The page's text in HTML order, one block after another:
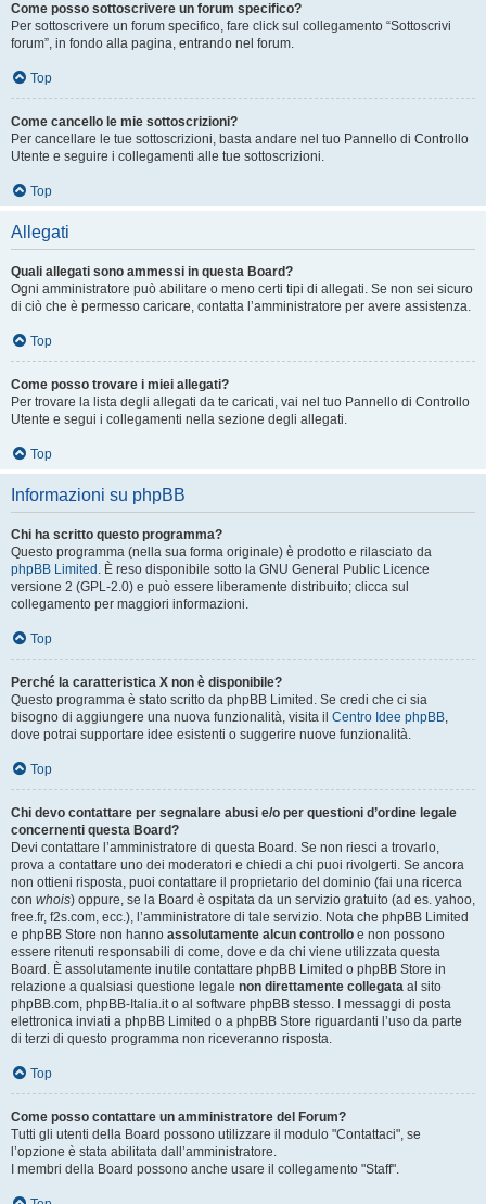
Come posso sottoscrivere un forum specifico?
Per sottoscrivere un forum specifico, fare click sul collegamento “Sottoscrivi
forum”, in fondo alla pagina, entrando nel forum.
Top
Come cancello le mie sottoscrizioni?
Per cancellare le tue sottoscrizioni, basta andare nel tuo Pannello di Controllo
Utente e seguire i collegamenti alle tue sottoscrizioni.
Top
Allegati
Quali allegati sono ammessi in questa Board?
Ogni amministratore può abilitare o meno certi tipi di allegati. Se non sei sicuro
di ciò che è permesso caricare, contatta l’amministratore per avere assistenza.
Top
Come posso trovare i miei allegati?
Per trovare la lista degli allegati da te caricati, vai nel tuo Pannello di Controllo
Utente e segui i collegamenti nella sezione degli allegati.
Top
Informazioni su phpBB
Chi ha scritto questo programma?
Questo programma (nella sua forma originale) è prodotto e rilasciato da
phpBB Limited . È reso disponibile sotto la GNU General Public Licence
versione 2 (GPL-2.0) e può essere liberamente distribuito; clicca sul
collegamento per maggiori informazioni.
Top
Perché la caratteristica X non è disponibile?
Questo programma è stato scritto da phpBB Limited. Se credi che ci sia
bisogno di aggiungere una nuova funzionalità, visita il Centro Idee phpBB,
dove potrai supportare idee esistenti o suggerire nuove funzionalità.
Top
Chi devo contattare per segnalare abusi e/o per questioni d’ordine legale
concernenti questa Board?
Devi contattare l’amministratore di questa Board. Se non riesci a trovarlo,
prova a contattare uno dei moderatori e chiedi a chi puoi rivolgerti. Se ancora
non ottieni risposta, puoi contattare il proprietario del dominio (fai una ricerca
con whois) oppure, se la Board è ospitata da un servizio gratuito (ad es. yahoo,
free.fr, f2s.com, ecc.), l’amministratore di tale servizio. Nota che phpBB Limited
e phpBB Store non hanno assolutamente alcun controllo e non possono
essere ritenuti responsabili di come, dove e da chi viene utilizzata questa
Board. È assolutamente inutile contattare phpBB Limited o phpBB Store in
relazione a qualsiasi questione legale non direttamente collegata al sito
phpBB.com, phpBB-Italia.it o al software phpBB stesso. I messaggi di posta
elettronica inviati a phpBB Limited o a phpBB Store riguardanti l’uso da parte
di terzi di questo programma non riceveranno risposta.
Top
Come posso contattare un amministratore del Forum?
Tutti gli utenti della Board possono utilizzare il modulo "Contattaci", se
l’opzione è stata abilitata dall’amministratore.
I membri della Board possono anche usare il collegamento "Staff".